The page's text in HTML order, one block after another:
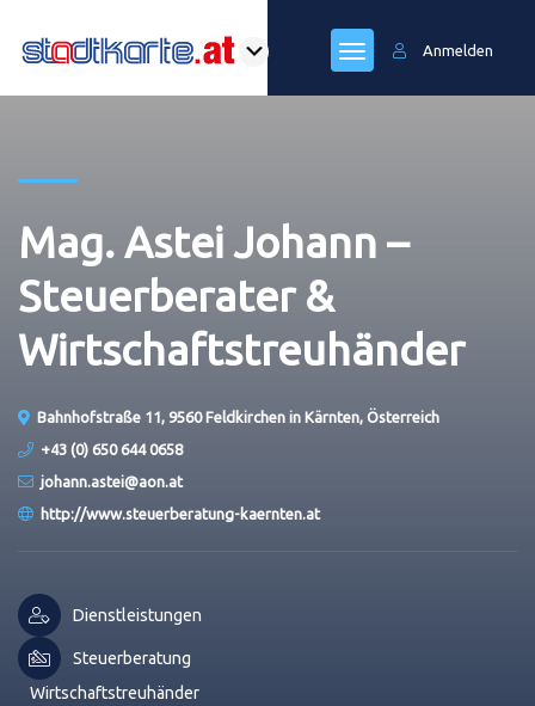
Anmelden
Mag. Astei Johann –
Steuerberater &
Wirtschaftstreuhänder
Bahnhofstraße 11, 9560 Feldkirchen in Kärnten, Österreich
+43 (0) 650 644 0658
johann.astei@aon.at
http://www.steuerberatung-kaernten.at
Dienstleistungen
Steuerberatung
Wirtschaftstreuhänder